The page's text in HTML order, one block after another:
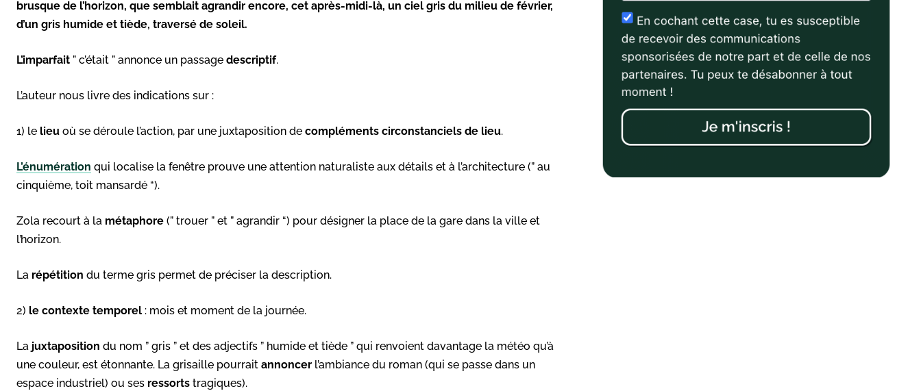
brusque de l’horizon, que semblait agrandir encore, cet après-midi-là, un ciel gris du milieu de février,
d’un gris humide et tiède, traversé de soleil.
L’imparfait ” c’était ” annonce un passage descriptif.
L’auteur nous livre des indications sur :
1) le lieu où se déroule l’action, par une juxtaposition de compléments circonstanciels de lieu.
L’énumération qui localise la fenêtre prouve une attention naturaliste aux détails et à l’architecture (” au
cinquième, toit mansardé “).
Zola recourt à la métaphore (” trouer ” et ” agrandir “) pour désigner la place de la gare dans la ville et
l’horizon.
La répétition du terme gris permet de préciser la description.
2) le contexte temporel : mois et moment de la journée.
La juxtaposition du nom ” gris ” et des adjectifs ” humide et tiède ” qui renvoient davantage la météo qu’à
une couleur, est étonnante. La grisaille pourrait annoncer l’ambiance du roman (qui se passe dans un
espace industriel) ou ses ressorts tragiques).